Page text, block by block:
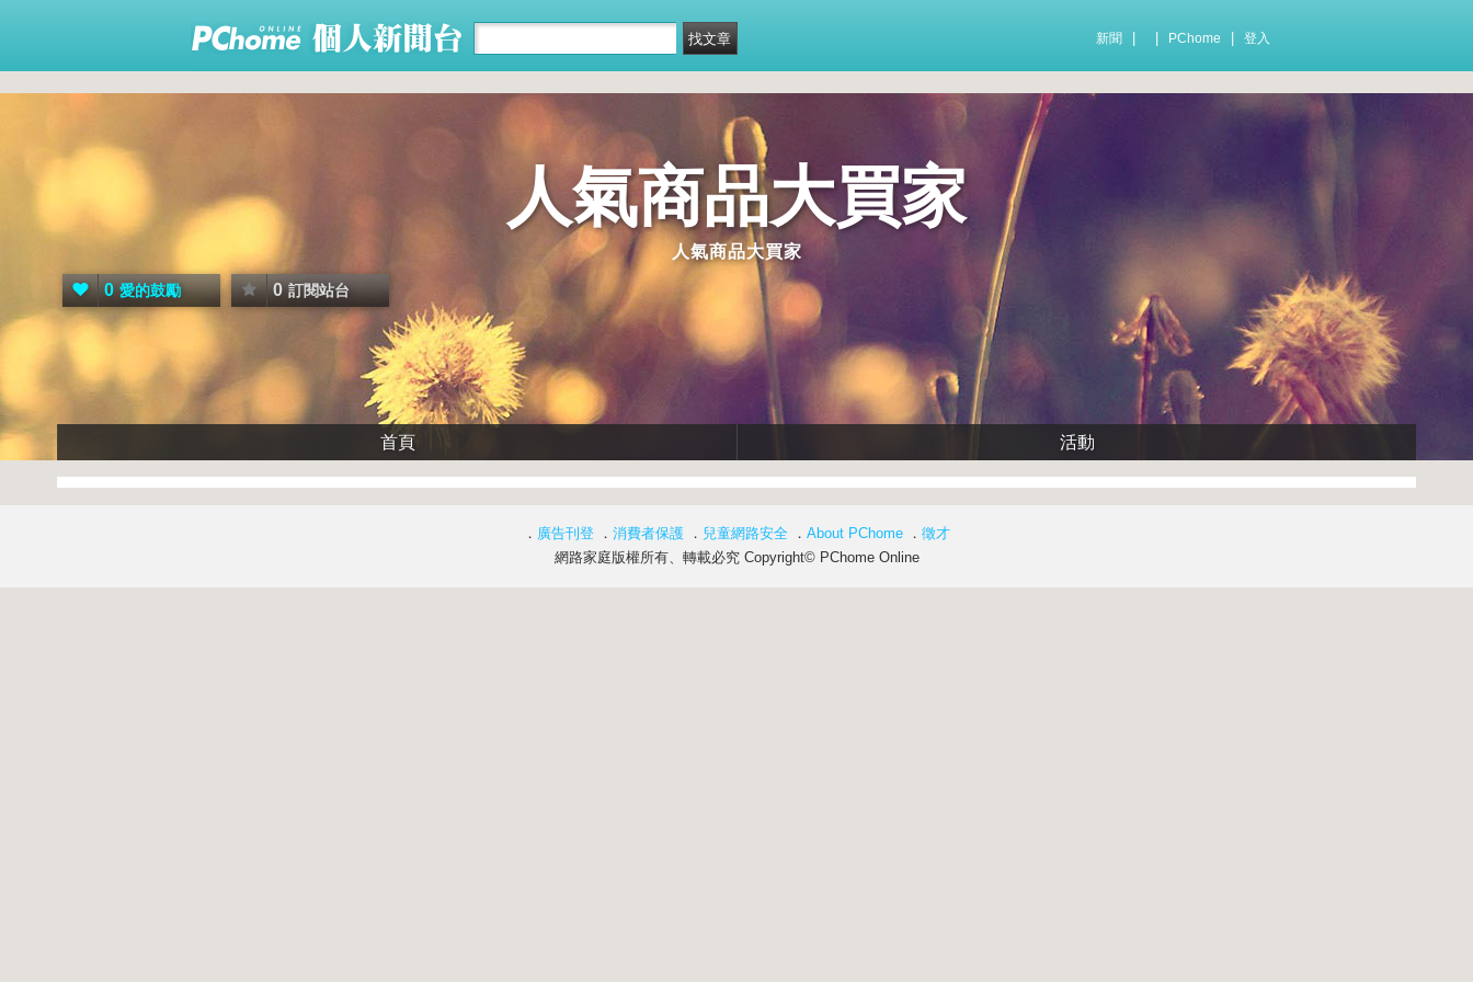
新聞 PChome 登入
人氣商品大買家
人氣商品大買家
0 愛的鼓勵 0 訂閱站台
首頁 活動
． 廣告刊登 ． 消費者保護 ． 兒童網路安全 ． About PChome ． 徵才
網路家庭版權所有、轉載必究 Copyright© PChome Online